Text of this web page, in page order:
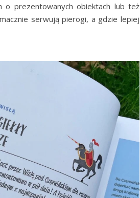
o prezentowanych obiektach lub też
serwują pierogi, a gdzie lepiej